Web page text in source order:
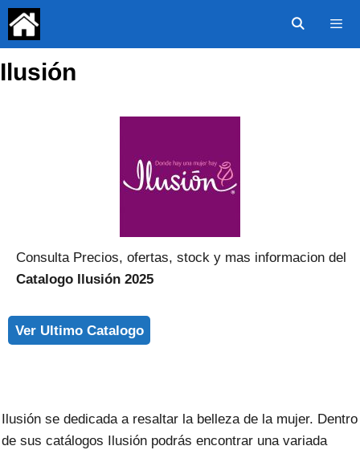
Saltar
contenido
Ilusión
Consulta Precios, ofertas, stock y mas informacion del
Catalogo Ilusión 2025
Ver Ultimo Catalogo
Ilusión se dedicada a resaltar la belleza de la mujer. Dentro
de sus catálogos Ilusión podrás encontrar una variada